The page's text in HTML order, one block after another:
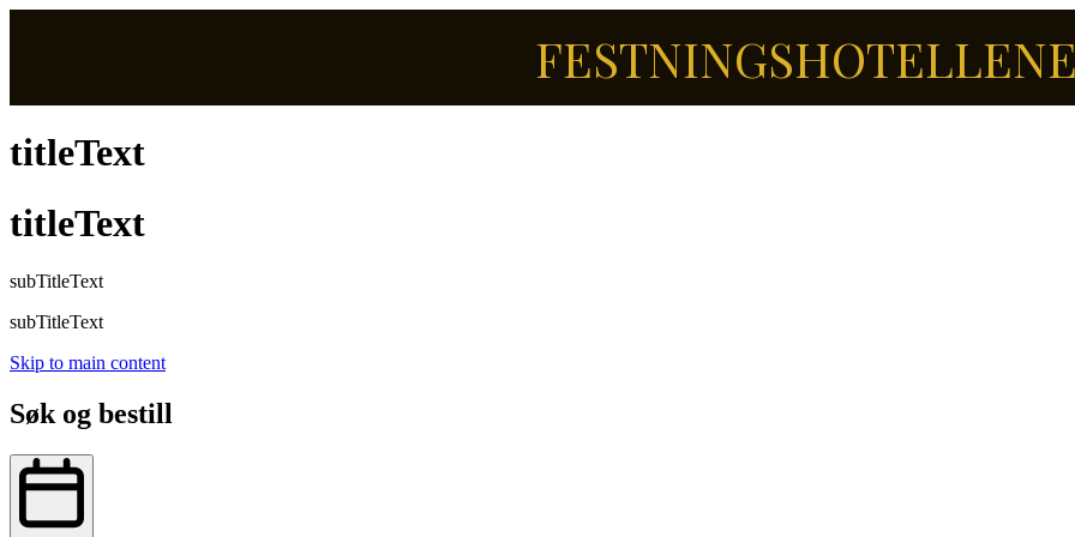
titleText
titleText
subTitleText
subTitleText
Skip to main content
Søk og bestill